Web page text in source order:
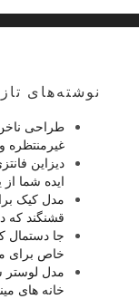
نوشته‌های
طراحی
غیرمنتظره
دیزاین
ایده شما
مدل کیک
قشنگند که
جا دستمال
خاص برای
مدل لوستر
خانه های